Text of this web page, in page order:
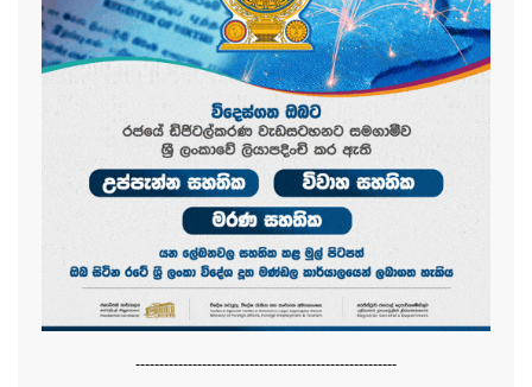
-------------------------------------------------------